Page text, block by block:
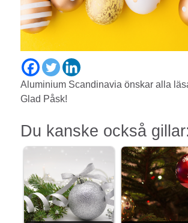
Aluminium Scandinavia önskar alla
Glad Påsk!
Du kanske också gillar: